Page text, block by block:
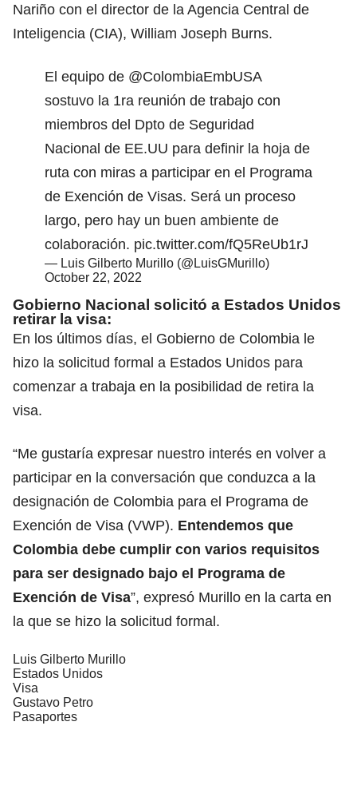
Nariño con el director de la Agencia Central de
Inteligencia (CIA), William Joseph Burns.
El equipo de @ColombiaEmbUSA
sostuvo la 1ra reunión de trabajo con
miembros del Dpto de Seguridad
Nacional de EE.UU para definir la hoja de
ruta con miras a participar en el Programa
de Exención de Visas. Será un proceso
largo, pero hay un buen ambiente de
colaboración. pic.twitter.com/fQ5ReUb1rJ
— Luis Gilberto Murillo (@LuisGMurillo)
October 22, 2022
Gobierno Nacional solicitó a Estados Unidos
retirar la visa:
En los últimos días, el Gobierno de Colombia le
hizo la solicitud formal a Estados Unidos para
comenzar a trabaja en la posibilidad de retira la
visa.
“Me gustaría expresar nuestro interés en volver a
participar en la conversación que conduzca a la
designación de Colombia para el Programa de
Exención de Visa (VWP). Entendemos que
Colombia debe cumplir con varios requisitos
para ser designado bajo el Programa de
Exención de Visa”, expresó Murillo en la carta en
la que se hizo la solicitud formal.
Luis Gilberto Murillo
Estados Unidos
Visa
Gustavo Petro
Pasaportes